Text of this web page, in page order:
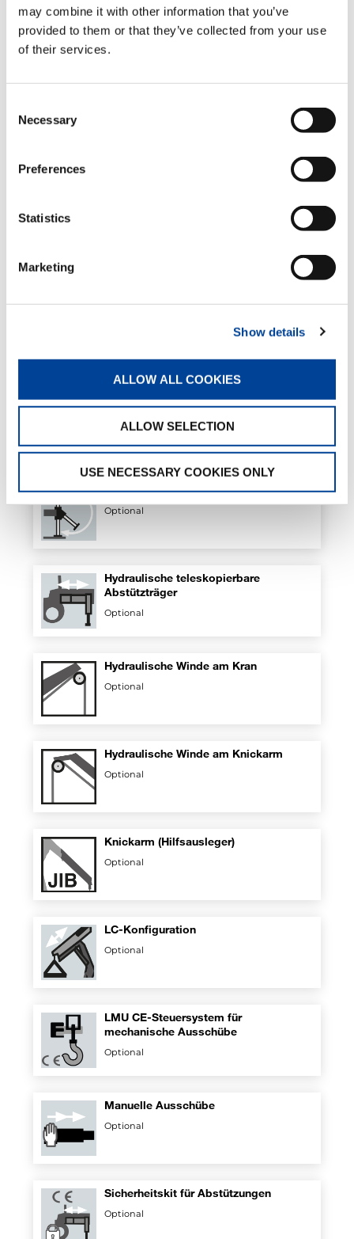
may combine it with other information that you’ve
provided to them or that they’ve collected from your use
of their services.
Selection
Necessary
Preferences
Statistics
Marketing
Show details
ALLOW ALL COOKIES
ALLOW SELECTION
USE NECESSARY COOKIES ONLY
Regenerativventil
Schlauchaufroller
Optional
Hydraulische klappbare Abstützungen
Optional
Hydraulische teleskopierbare
Abstützträger
Optional
Hydraulische Winde am Kran
Optional
Hydraulische Winde am Knickarm
Optional
Knickarm (Hilfsausleger)
Optional
LC-Konfiguration
Optional
LMU CE-Steuersystem für
mechanische Ausschübe
Optional
Manuelle Ausschübe
Optional
Sicherheitskit für Abstützungen
Optional